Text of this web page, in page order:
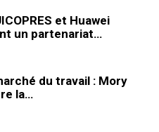
et Huawei
un partenariat…
du travail : Mory
la…